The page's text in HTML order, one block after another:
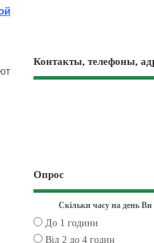
Контакты, телефоны,
Опрос
Скільки часу на день Ви
До 1 години
Від 2 до 4 годин